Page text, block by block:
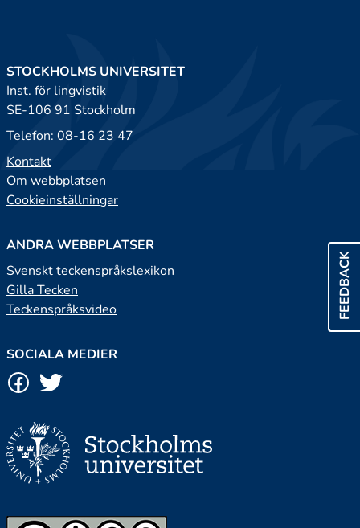
FEEDBACK
STOCKHOLMS UNIVERSITET
Inst. för lingvistik
SE-106 91 Stockholm
Telefon: 08-16 23 47
Kontakt
Om webbplatsen
Cookieinställningar
ANDRA WEBBPLATSER
Svenskt teckenspråkslexikon
Gilla Tecken
Teckenspråksvideo
SOCIALA MEDIER